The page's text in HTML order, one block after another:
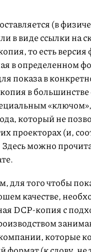
(в
в виде ссылки на
то есть
в определенном
показа в
в большинстве
«ключом»,
который не
проекторах (и,
Здесь можно
для того чтобы
качестве,
DCP-копия с
которые